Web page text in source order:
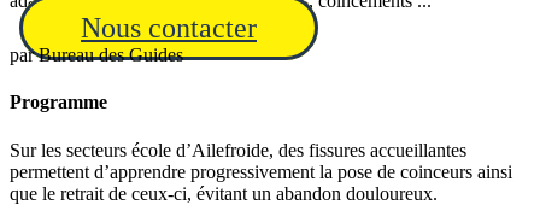
Nous contacter
parBureau des Guides
Programme
Sur les secteurs école d’Ailefroide, des fissures accueillantes
permettent d’apprendre progressivement la pose de coinceurs ainsi
que le retrait de ceux-ci, évitant un abandon douloureux.